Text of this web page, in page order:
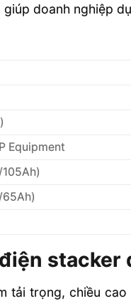
doanh nghiệp
Equipment
65Ah)
tải trọng, chiều